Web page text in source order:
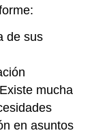
de sus
mucha
en asuntos